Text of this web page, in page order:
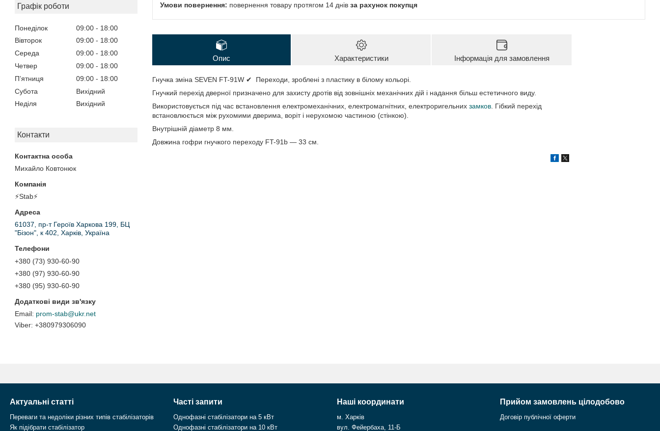
Графік роботи
Понеділок 09:00
18:00
Вівторок
09:00
18:00
Середа
09:00
18:00
Четвер
09:00
18:00
Пʼятниця
09:00
18:00
Субота
Вихідний
Неділя
Вихідний
Контакти
Михайло Ковтонюк
⚡Stab⚡
61037, пр-т Героїв Харкова 199, БЦ
"Бізон", к 402, Харків, Україна
+380 (73) 930-60-90
+380 (97) 930-60-90
+380 (95) 930-60-90
prom-stab@ukr.net
+380979306090
повернення товару протягом 14 днів за рахунок покупця
Опис Характеристики Інформація для замовлення
Гнучка зміна SEVEN FT-91W ✔ Переходи, зроблені з пластику в білому кольорі.
Гнучкий перехід дверної призначено для захисту дротів від зовнішніх механічних дій і надання більш естетичного виду.
Використовується під час встановлення електромеханічних, електромагнітних, електроригельних замков . Гібкий перехід
встановлюється між рухомими дверима, воріт і нерухомою частиною (стінкою).
Внутрішній діаметр 8 мм.
Довжина гофри гнучкого переходу FT-91b — 33 см.
Актуальні статті
Переваги та недоліки різних типів стабілізаторів
Як підібрати стабілізатор
Часті запити
Однофазні стабілізатори на 5 кВт
Однофазні стабілізатори на 10 кВт
Наші координати
м. Харків
вул. Фейербаха, 11-Б
Прийом замовлень цілодобово
Договір публічної оферти